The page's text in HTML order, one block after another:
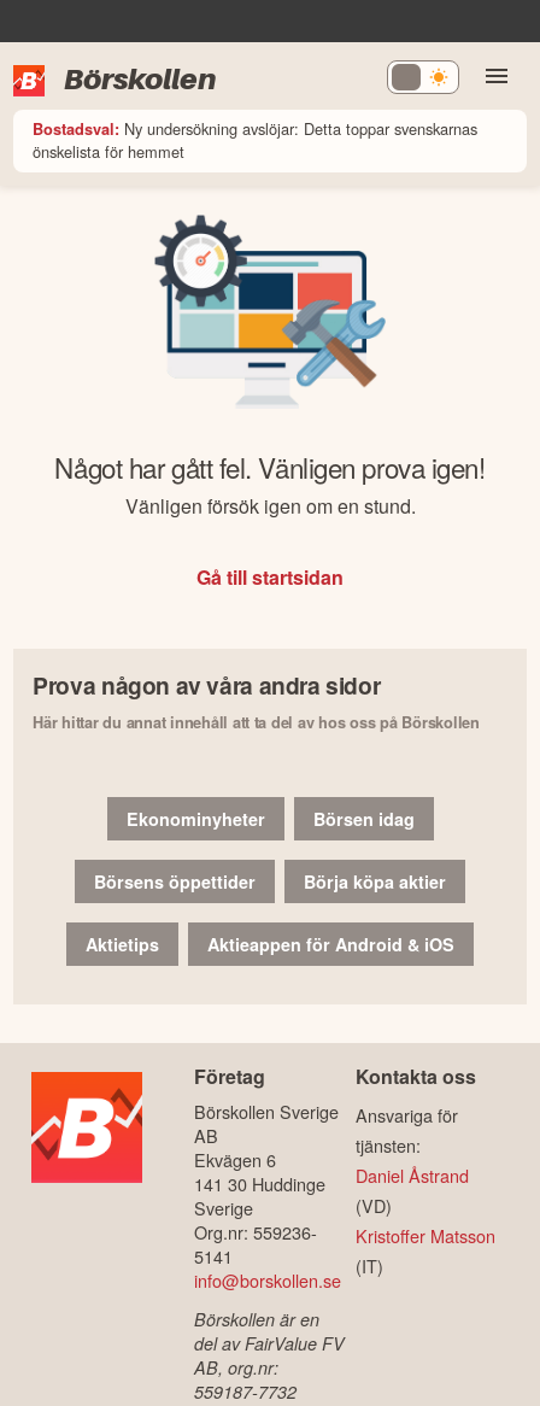
Börskollen
Bostadsval: Ny undersökning avslöjar: Detta toppar svenskarnas
önskelista för hemmet
Något har gått fel. Vänligen prova igen!
Vänligen försök igen om en stund.
Gå till startsidan
Prova någon av våra andra sidor
Här hittar du annat innehåll att ta del av hos oss på Börskollen
Ekonominyheter Börsen idag
Börsens öppettider Börja köpa aktier
Aktietips Aktieappen för Android & iOS
Företag
Börskollen Sverige
AB
Ekvägen 6
141 30 Huddinge
Sverige
Org.nr: 559236-
5141
info@borskollen.se
Börskollen är en
del av FairValue FV
AB, org.nr:
559187-7732
Kontakta oss
Ansvariga för
tjänsten:
Daniel Åstrand
(VD)
Kristoffer Matsson
(IT)